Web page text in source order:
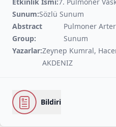
Sunum:Sözlü Sunum
Abstract
Group:
Pulmoner
Sunum
Yazarlar:Zeynep Kumral,
AKDENIZ
Bildiri